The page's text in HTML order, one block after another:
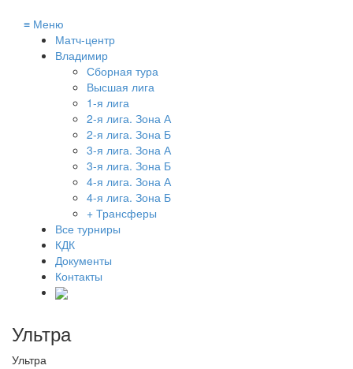
≡ Меню
Матч-центр
Владимир
Сборная тура
Высшая лига
1-я лига
2-я лига. Зона А
2-я лига. Зона Б
3-я лига. Зона А
3-я лига. Зона Б
4-я лига. Зона А
4-я лига. Зона Б
+ Трансферы
Все турниры
КДК
Документы
Контакты
Ультра
Ультра